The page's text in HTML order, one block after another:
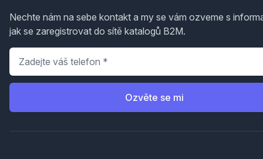
Nechte nám na sebe kontakt a my se vám ozveme s
jak se zaregistrovat do sítě katalogů B2M.
Telefon
Ozvěte se mi